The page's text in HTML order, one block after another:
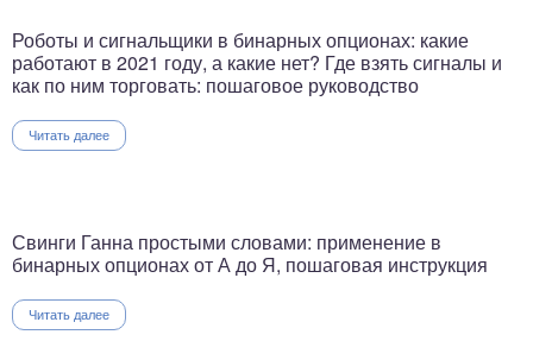
Роботы и сигнальщики в бинарных опционах: какие
работают в 2021 году, а какие нет? Где взять сигналы и
как по ним торговать: пошаговое руководство
Читать далее
Свинги Ганна простыми словами: применение в
бинарных опционах от А до Я, пошаговая инструкция
Читать далее